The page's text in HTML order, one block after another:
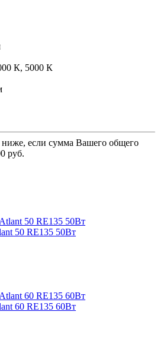
К, 5000 К
если сумма Вашего общего
руб.
50 RE135 50Вт
60 RE135 60Вт